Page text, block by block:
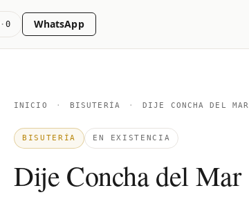
· 0 WhatsApp
INICIO · BISUTERÍA · DIJE CONCHA DEL MAR
BISUTERÍA EN EXISTENCIA
Dije Concha del Mar
Dije
del
quantity